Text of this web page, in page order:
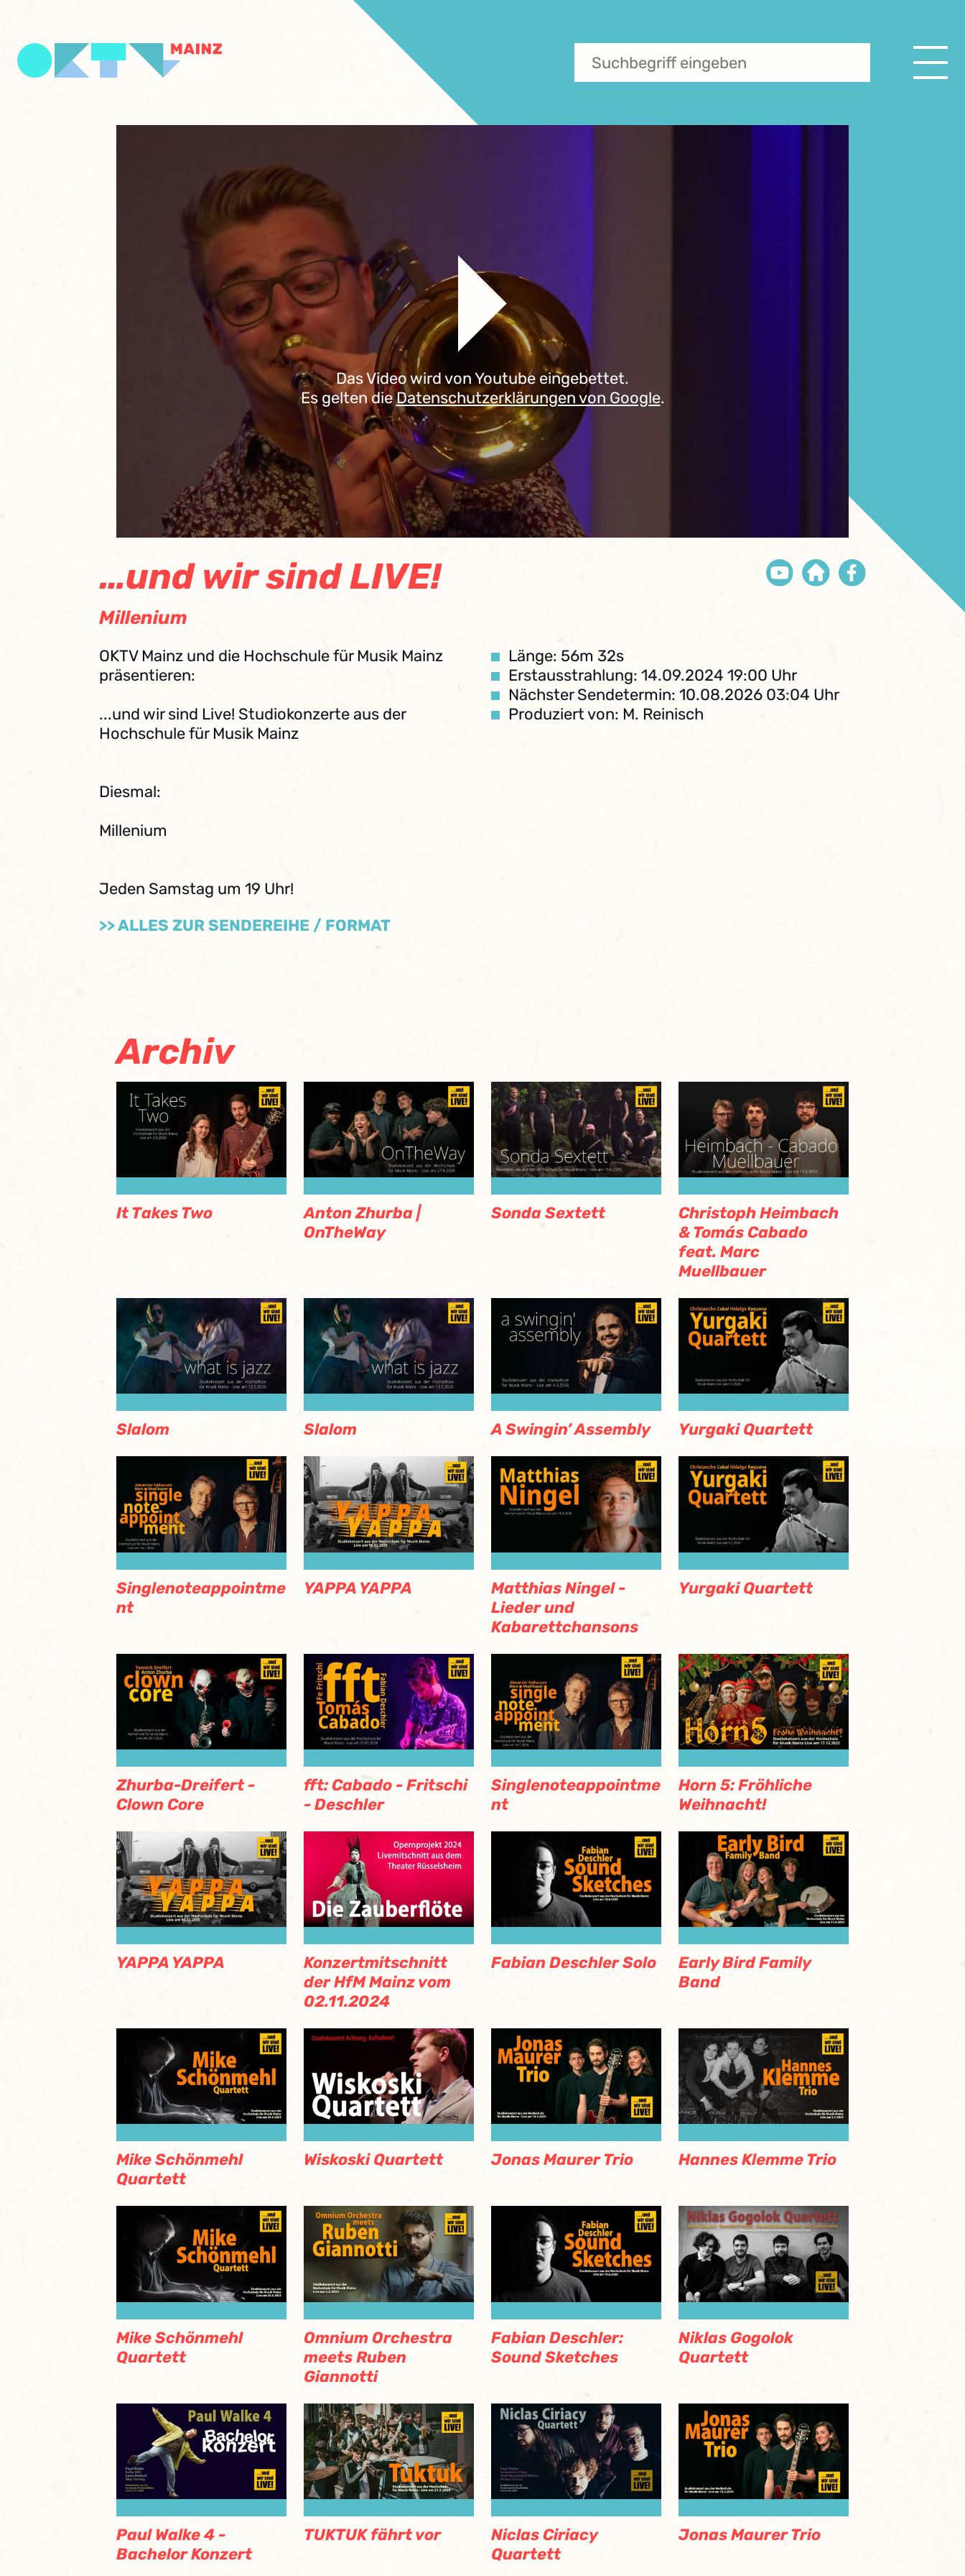
Das Video wird von Youtube eingebettet.
Es gelten dieDatenschutzerklärungen von Google.
…und wir sind LIVE!
Millenium
OKTV Mainz und die Hochschule für Musik Mainz
präsentieren:
...und wir sind Live! Studiokonzerte aus der
Hochschule für Musik Mainz
Diesmal:
Millenium
Jeden Samstag um 19 Uhr!
>> ALLES ZUR SENDEREIHE / FORMAT
Länge: 56m 32s
Erstausstrahlung: 14.09.2024 19:00 Uhr
Nächster Sendetermin: 10.08.2026 03:04 Uhr
Produziert von: M. Reinisch
Archiv
It Takes Two
Anton Zhurba |
OnTheWay
Sonda Sextett
Christoph Heimbach
& Tomás Cabado
feat. Marc
Muellbauer
Slalom Slalom A Swingin’ Assembly Yurgaki Quartett
Singlenoteappointme
nt
YAPPA YAPPA
Matthias Ningel -
Lieder und
Kabarettchansons
Yurgaki Quartett
Zhurba-Dreifert -
Clown Core
fft: Cabado - Fritschi
- Deschler
Singlenoteappointme
nt
Horn 5: Fröhliche
Weihnacht!
YAPPA YAPPA
Konzertmitschnitt
der HfM Mainz vom
02.11.2024
Fabian Deschler Solo
Early Bird Family
Band
Mike Schönmehl
Quartett
Wiskoski Quartett Jonas Maurer Trio Hannes Klemme Trio
Mike Schönmehl
Quartett
Omnium Orchestra
meets Ruben
Giannotti
Fabian Deschler:
Sound Sketches
Niklas Gogolok
Quartett
Paul Walke 4 -
Bachelor Konzert
TUKTUK fährt vor
Niclas Ciriacy
Quartett
Jonas Maurer Trio